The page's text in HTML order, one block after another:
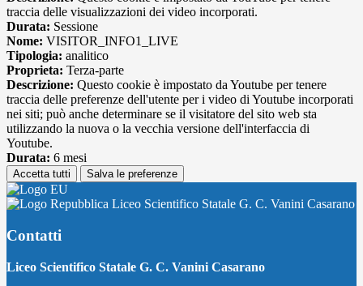
traccia delle visualizzazioni dei video incorporati.
Durata: Sessione
Nome: VISITOR_INFO1_LIVE
Tipologia: analitico
Proprieta: Terza-parte
Descrizione: Questo cookie è impostato da Youtube per tenere
traccia delle preferenze dell'utente per i video di Youtube incorporati
nei siti; può anche determinare se il visitatore del sito web sta
utilizzando la nuova o la vecchia versione dell'interfaccia di
Youtube.
Durata: 6 mesi
Accetta tutti Salva le preferenze
Liceo Scientifico Statale G. C. Vanini Casarano
Contatti
Liceo Scientifico Statale G. C. Vanini Casarano